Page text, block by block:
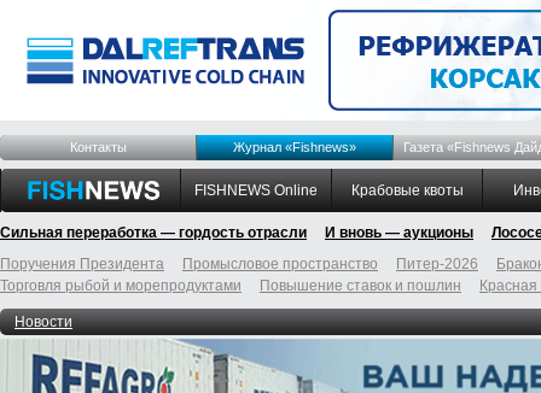
Контакты Журнал «Fishnews» Газета «Fishnews
FISHNEWS Online Крабовые квоты
Сильная переработка — гордость отрасли И вновь — аукционы
Поручения Президента
Промысловое пространство Питер-2026
Торговля рыбой и морепродуктами
Повышение ставок и пошлин
Новости